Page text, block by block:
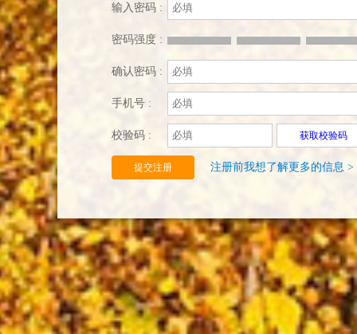
输入密码 :
密码强度 :
确认密码 :
手机号 :
校验码 : 获取校验码
提交注册 注册前我想了解更多的信息 >